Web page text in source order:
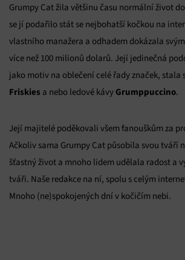
Grumpy Cat žila většinu času normální život
se jí podařilo stát se nejbohatší kočkou na
vlastního manažera a odhadem dokázala
více než 100 milionů dolarů. Její jedinečná
jako motiv na oblečení celé řady značek, stala
Friskies a nebo ledové kávy Grumppuccino.
Její majitelé poděkovali všem fanouškům za
Ačkoliv sama Grumpy Cat působila svou tváří
šťastný život a mnoho lidem udělala radost a
tváři. Naše redakce na ní, spolu s celým
Mnoho (ne)spokojených dní v kočičím nebi.